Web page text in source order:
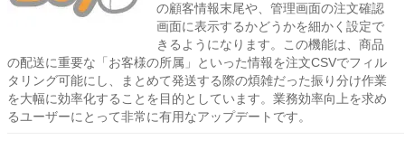
の顧客情報末尾や、管理画面の注文確認
画面に表示するかどうかを細かく設定で
きるようになります。この機能は、商品
の配送に重要な「お客様の所属」といった情報を注文CSVでフィル
タリング可能にし、まとめて発送する際の煩雑だった振り分け作業
を大幅に効率化することを目的としています。業務効率向上を求め
るユーザーにとって非常に有用なアップデートです。